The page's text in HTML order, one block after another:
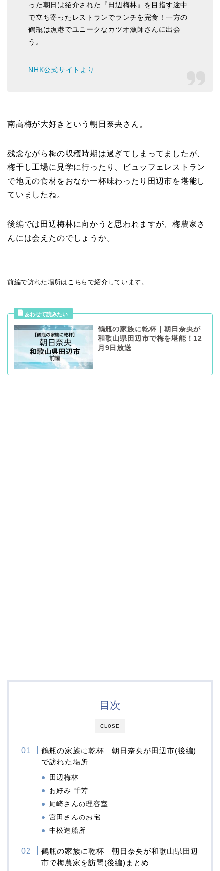
った朝日は紹介された『田辺梅林』を目指す途中
で立ち寄ったレストランでランチを完食！一方の
鶴瓶は漁港でユニークなカツオ漁師さんに出会
う。
NHK公式サイトより
南高梅が大好きという朝日奈央さん。
残念ながら梅の収穫時期は過ぎてしまってましたが、
梅干し工場に見学に行ったり、ビュッフェレストラン
で地元の食材をおなか一杯味わったり田辺市を堪能し
ていましたね。
後編では田辺梅林に向かうと思われますが、梅農家さ
んには会えたのでしょうか。
前編で訪れた場所はこちらで紹介しています。
鶴瓶の家族に乾杯｜朝日奈央が
和歌山県田辺市で梅を堪能！12
月9日放送
CLOSE
目次
鶴瓶の家族に乾杯｜朝日奈央が田辺市(後編)
で訪れた場所
田辺梅林
お好み 千芳
尾崎さんの理容室
宮田さんのお宅
中松造船所
鶴瓶の家族に乾杯｜朝日奈央が和歌山県田辺
市で梅農家を訪問(後編)まとめ